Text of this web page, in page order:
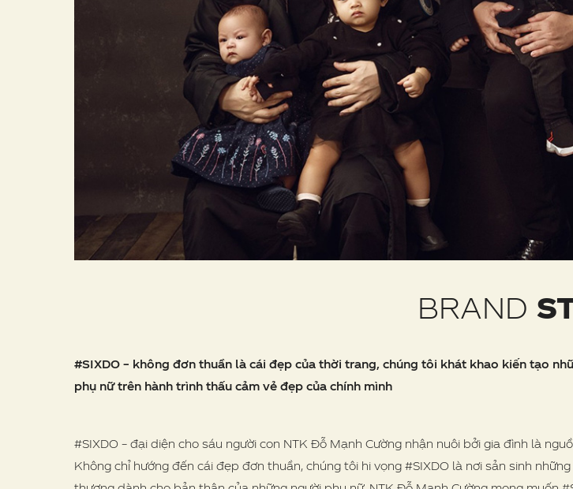
BRAND
#SIXDO – không đơn thuần là cái đẹp của thời trang, chúng tôi khát khao kiến tạo
phụ nữ trên hành trình thấu cảm vẻ đẹp của chính mình
#SIXDO – đại diện cho sáu người con NTK Đỗ Mạnh Cường nhận nuôi bởi gia đình là
Không chỉ hướng đến cái đẹp đơn thuần, chúng tôi hi vọng #SIXDO là nơi sản sinh